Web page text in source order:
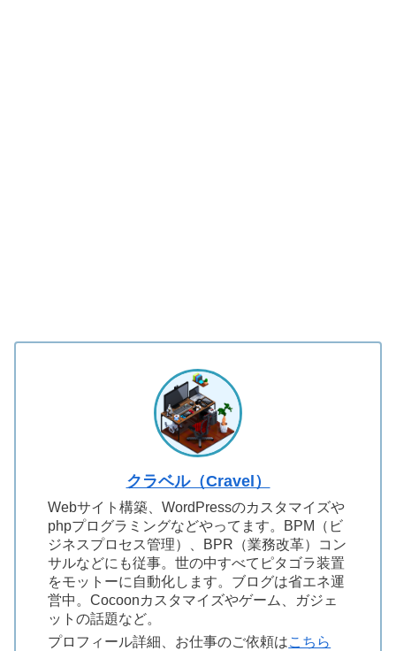
クラベル（Cravel）
Webサイト構築、WordPressのカスタマイズや
phpプログラミングなどやってます。BPM（ビ
ジネスプロセス管理）、BPR（業務改革）コン
サルなどにも従事。世の中すべてピタゴラ装置
をモットーに自動化します。ブログは省エネ運
営中。Cocoonカスタマイズやゲーム、ガジェ
ットの話題など。
プロフィール詳細、お仕事のご依頼はこちら